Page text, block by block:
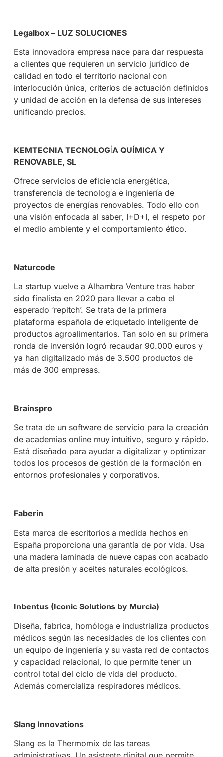
Legalbox – LUZ SOLUCIONES
Esta innovadora empresa nace para dar respuesta
a clientes que requieren un servicio jurídico de
calidad en todo el territorio nacional con
interlocución única, criterios de actuación definidos
y unidad de acción en la defensa de sus intereses
unificando precios.
KEMTECNIA TECNOLOGÍA QUÍMICA Y
RENOVABLE, SL
Ofrece servicios de eficiencia energética,
transferencia de tecnología e ingeniería de
proyectos de energías renovables. Todo ello con
una visión enfocada al saber, I+D+I, el respeto por
el medio ambiente y el comportamiento ético.
Naturcode
La startup vuelve a Alhambra Venture tras haber
sido finalista en 2020 para llevar a cabo el
esperado ‘repitch’. Se trata de la primera
plataforma española de etiquetado inteligente de
productos agroalimentarios. Tan solo en su primera
ronda de inversión logró recaudar 90.000 euros y
ya han digitalizado más de 3.500 productos de
más de 300 empresas.
Brainspro
Se trata de un software de servicio para la creación
de academias online muy intuitivo, seguro y rápido.
Está diseñado para ayudar a digitalizar y optimizar
todos los procesos de gestión de la formación en
entornos profesionales y corporativos.
Faberin
Esta marca de escritorios a medida hechos en
España proporciona una garantía de por vida. Usa
una madera laminada de nueve capas con acabado
de alta presión y aceites naturales ecológicos.
Inbentus (Iconic Solutions by Murcia)
Diseña, fabrica, homóloga e industrializa productos
médicos según las necesidades de los clientes con
un equipo de ingeniería y su vasta red de contactos
y capacidad relacional, lo que permite tener un
control total del ciclo de vida del producto.
Además comercializa respiradores médicos.
Slang Innovations
Slang es la Thermomix de las tareas
administrativas. Un asistente digital que permite